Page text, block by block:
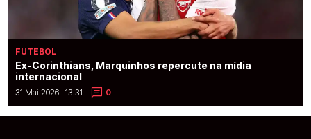
FUTEBOL
Ex-Corinthians, Marquinhos repercute na mídia
internacional
31 Mai 2026 | 13:31 0